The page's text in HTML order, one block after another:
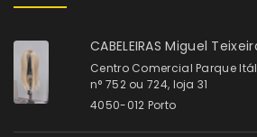
CABELEIRAS Miguel
Centro Comercial Parque
n° 752 ou 724, loja 31
4050-012 Porto